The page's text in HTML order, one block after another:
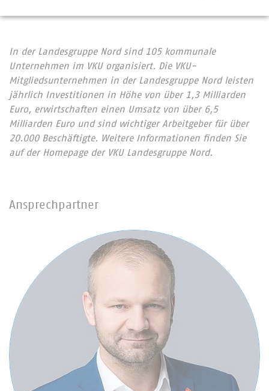
In der Landesgruppe Nord sind 105 kommunale
Unternehmen im VKU organisiert. Die VKU-
Mitgliedsunternehmen in der Landesgruppe Nord leisten
jährlich Investitionen in Höhe von über 1,3 Milliarden
Euro, erwirtschaften einen Umsatz von über 6,5
Milliarden Euro und sind wichtiger Arbeitgeber für über
20.000 Beschäftigte. Weitere Informationen finden Sie
auf der Homepage der VKU Landesgruppe Nord.
Ansprechpartner